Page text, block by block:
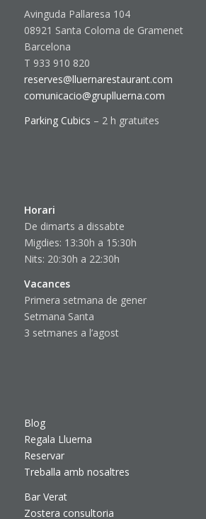
Avinguda Pallaresa 104
08921 Santa Coloma de Gramenet
Barcelona
T 933 910 820
reserves@lluernarestaurant.com
comunicacio@gruplluerna.com
Parking Cubics – 2 h gratuites
Horari
De dimarts a dissabte
Migdies: 13:30h a 15:30h
Nits: 20:30h a 22:30h
Vacances
Primera setmana de gener
Setmana Santa
3 setmanes a l’agost
Blog
Regala Lluerna
Reservar
Treballa amb nosaltres
Bar Verat
Zostera consultoria